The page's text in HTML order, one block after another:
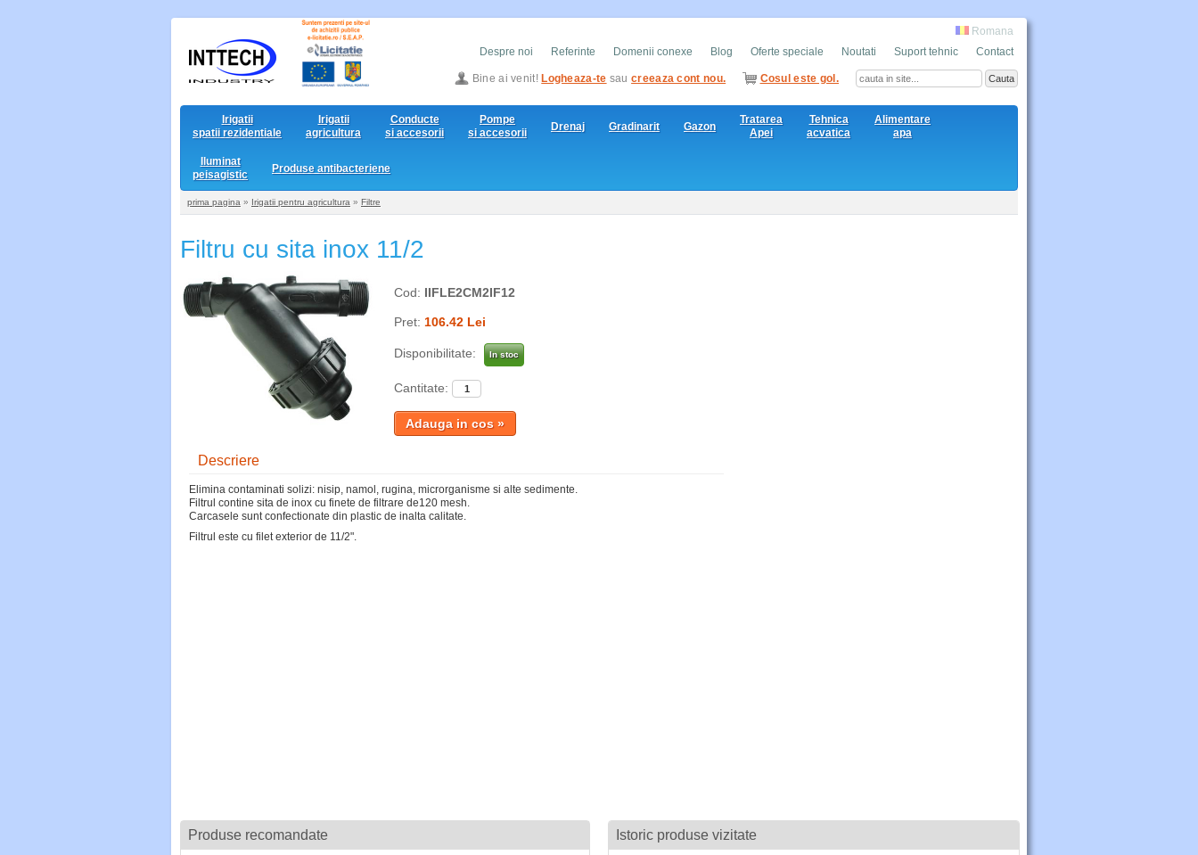
Romana
Despre noi
Referinte Domenii conexe Blog Oferte speciale Noutati Suport tehnic Contact
Bine ai venit! Logheaza-te saucreeaza cont nou. Cosul este gol.
Irigatii
spatii rezidentiale
Irigatii
agricultura
Conducte
si accesorii
Pompe
si accesorii
Drenaj Gradinarit Gazon
Tratarea
Apei
Tehnica
acvatica
Alimentare
apa
Iluminat
peisagistic
Produse antibacteriene
prima pagina » Irigatii pentru agricultura » Filtre
Filtru cu sita inox 11/2
Cod: IIFLE2CM2IF12
Pret: 106.42 Lei
Disponibilitate: In stoc
Cantitate:
Descriere
Elimina contaminati solizi: nisip, namol, rugina, microrganisme si alte sedimente.
Filtrul contine sita de inox cu finete de filtrare de120 mesh.
Carcasele sunt confectionate din plastic de inalta calitate.
Filtrul este cu filet exterior de 11/2".
Produse recomandate Istoric produse vizitate